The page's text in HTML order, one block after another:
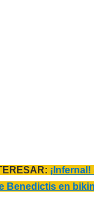
Benedictis en